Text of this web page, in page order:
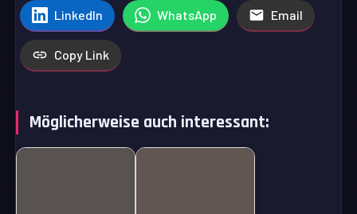
LinkedIn WhatsApp Email
Copy Link
Möglicherweise auch interessant: